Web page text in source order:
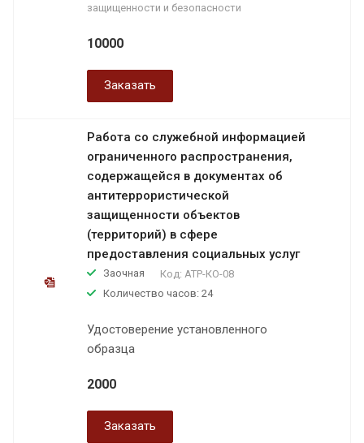
защищенности и безопасности
10000
Заказать
Работа со служебной информацией
ограниченного распространения,
содержащейся в документах об
антитеррористической
защищенности объектов
(территорий) в сфере
предоставления социальных услуг
Заочная Код: АТР-КО-08
Количество часов: 24
Удостоверение установленного
образца
2000
Заказать